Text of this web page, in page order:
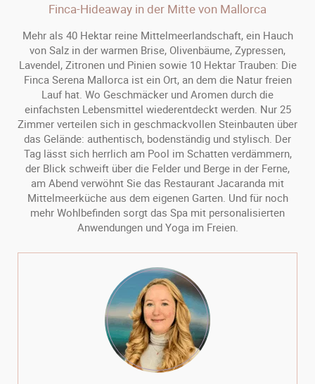
Finca-Hideaway in der Mitte von Mallorca
Mehr als 40 Hektar reine Mittelmeerlandschaft, ein Hauch
von Salz in der warmen Brise, Olivenbäume, Zypressen,
Lavendel, Zitronen und Pinien sowie 10 Hektar Trauben: Die
Finca Serena Mallorca ist ein Ort, an dem die Natur freien
Lauf hat. Wo Geschmäcker und Aromen durch die
einfachsten Lebensmittel wiederentdeckt werden. Nur 25
Zimmer verteilen sich in geschmackvollen Steinbauten über
das Gelände: authentisch, bodenständig und stylisch. Der
Tag lässt sich herrlich am Pool im Schatten verdämmern,
der Blick schweift über die Felder und Berge in der Ferne,
am Abend verwöhnt Sie das Restaurant Jacaranda mit
Mittelmeerküche aus dem eigenen Garten. Und für noch
mehr Wohlbefinden sorgt das Spa mit personalisierten
Anwendungen und Yoga im Freien.